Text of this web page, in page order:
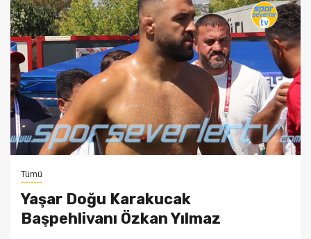
Tümü
Yaşar Doğu Karakucak
Başpehlivanı Özkan Yılmaz